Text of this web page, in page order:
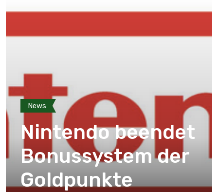
News
Nintendo beendet
Bonussystem der
Goldpunkte